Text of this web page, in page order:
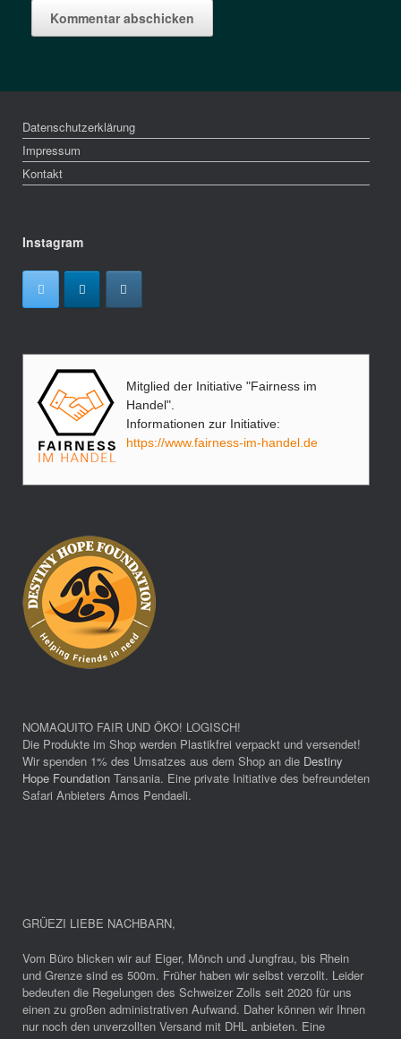
Datenschutzerklärung
Impressum
Kontakt
Instagram
Mitglied der Initiative "Fairness im
Handel".
Informationen zur Initiative:
https://www.fairness-im-handel.de
NOMAQUITO FAIR UND ÖKO! LOGISCH!
Die Produkte im Shop werden Plastikfrei verpackt und versendet!
Wir spenden 1% des Umsatzes aus dem Shop an die Destiny
Hope Foundation Tansania. Eine private Initiative des befreundeten
Safari Anbieters Amos Pendaeli.
GRÜEZI LIEBE NACHBARN,
Vom Büro blicken wir auf Eiger, Mönch und Jungfrau, bis Rhein
und Grenze sind es 500m. Früher haben wir selbst verzollt. Leider
bedeuten die Regelungen des Schweizer Zolls seit 2020 für uns
einen zu großen administrativen Aufwand. Daher können wir Ihnen
nur noch den unverzollten Versand mit DHL anbieten. Eine